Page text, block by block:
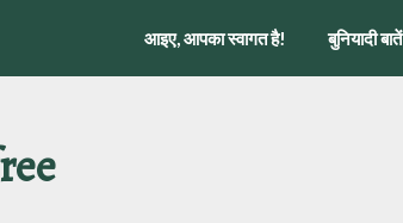
आइए, आपका स्वागत है! बुनियादी बातें